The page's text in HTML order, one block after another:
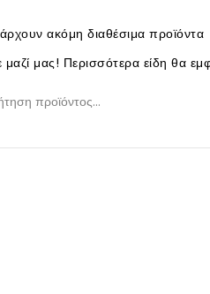
ακόμη διαθέσιμα προϊόντα
μαζί μας! Περισσότερα είδη θα